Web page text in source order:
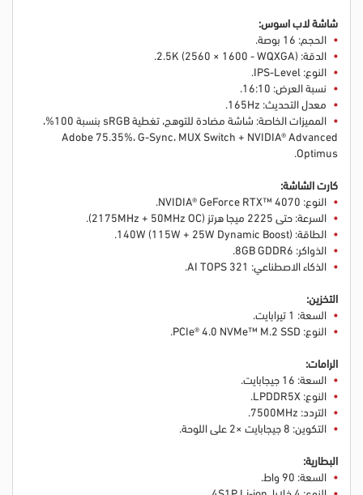
شاشة لاب اسوس:
الحجم: 16 بوصة.
الدقة: 2.5K (2560 × 1600 - WQXGA).
النوع: IPS-Level.
نسبة العرض: 16:10.
معدل التحديث: 165Hz.
المميزات الخاصة: شاشة مضادة للتوهج، تغطية sRGB بنسبة 100%،
Adobe 75.35%، G-Sync، MUX Switch + NVIDIA® Advanced
Optimus.
كارت الشاشة:
النوع: NVIDIA® GeForce RTX™ 4070.
السرعة: حتى 2225 ميجا هرتز (2175MHz + 50MHz OC).
الطاقة: 140W (115W + 25W Dynamic Boost).
الذواكر: 8GB GDDR6.
الذكاء الاصطناعي: 321 AI TOPS.
التخزين:
السعة: 1 تيرابايت.
النوع: PCIe® 4.0 NVMe™ M.2 SSD.
الرامات:
السعة: 16 جيجابايت.
النوع: LPDDR5X.
التردد: 7500MHz.
التكوين: 8 جيجابايت ×2 على اللوحة.
البطارية:
السعة: 90 واط.